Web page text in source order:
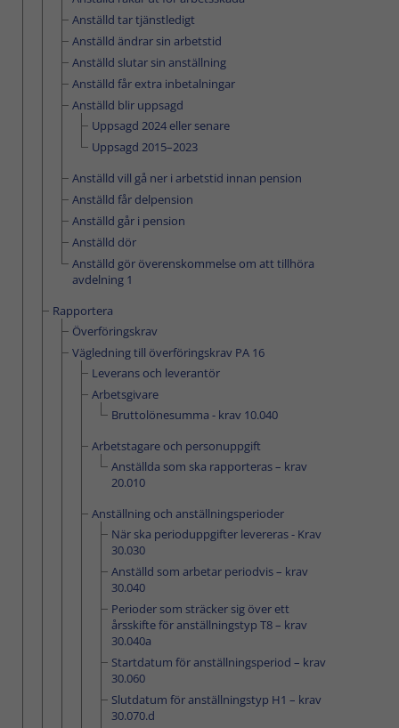
Anställd tar tjänstledigt
Anställd ändrar sin arbetstid
Anställd slutar sin anställning
Anställd får extra inbetalningar
Anställd blir uppsagd
Uppsagd 2024 eller senare
Uppsagd 2015–2023
Anställd vill gå ner i arbetstid innan pension
Anställd får delpension
Anställd går i pension
Anställd dör
Anställd gör överenskommelse om att tillhöra
avdelning 1
Rapportera
Överföringskrav
Vägledning till överföringskrav PA 16
Leverans och leverantör
Arbetsgivare
Bruttolönesumma - krav 10.040
Arbetstagare och personuppgift
Anställda som ska rapporteras – krav
20.010
Anställning och anställningsperioder
När ska perioduppgifter levereras - Krav
30.030
Anställd som arbetar periodvis – krav
30.040
Perioder som sträcker sig över ett
årsskifte för anställningstyp T8 – krav
30.040a
Startdatum för anställningsperiod – krav
30.060
Slutdatum för anställningstyp H1 – krav
30.070.d